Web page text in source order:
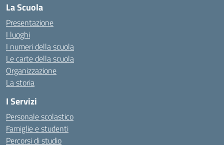
La Scuola
Presentazione
I luoghi
I numeri della scuola
Le carte della scuola
Organizzazione
La storia
I Servizi
Personale scolastico
Famiglie e studenti
Percorsi di studio